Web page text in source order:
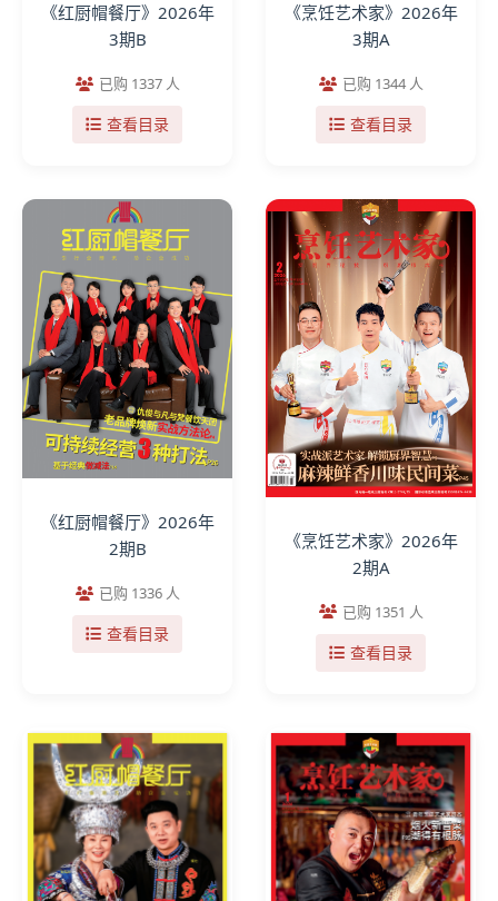
《红厨帽餐厅》2026年
3期B
已购 1337 人
查看目录
《烹饪艺术家》2026年
3期A
已购 1344 人
查看目录
《红厨帽餐厅》2026年
2期B
已购 1336 人
查看目录
《烹饪艺术家》2026年
2期A
已购 1351 人
查看目录